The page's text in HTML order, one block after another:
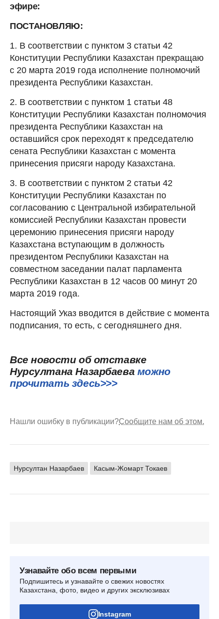
эфире:
ПОСТАНОВЛЯЮ:
1. В соответствии с пунктом 3 статьи 42
Конституции Республики Казахстан прекращаю
с 20 марта 2019 года исполнение полномочий
президента Республики Казахстан.
2. В соответствии с пунктом 1 статьи 48
Конституции Республики Казахстан полномочия
президента Республики Казахстан на
оставшийся срок переходят к председателю
сената Республики Казахстан с момента
принесения присяги народу Казахстана.
3. В соответствии с пунктом 2 статьи 42
Конституции Республики Казахстан по
согласованию с Центральной избирательной
комиссией Республики Казахстан провести
церемонию принесения присяги народу
Казахстана вступающим в должность
президентом Республики Казахстан на
совместном заседании палат парламента
Республики Казахстан в 12 часов 00 минут 20
марта 2019 года.
Настоящий Указ вводится в действие с момента
подписания, то есть, с сегодняшнего дня.
Все новости об отставке
Нурсултана Назарбаева можно
прочитать здесь>>>
Нашли ошибку в публикации?Сообщите нам об этом.
Нурсултан Назарбаев Касым-Жомарт Токаев
Узнавайте обо всем первыми
Подпишитесь и узнавайте о свежих новостях
Казахстана, фото, видео и других эксклюзивах
Instagram